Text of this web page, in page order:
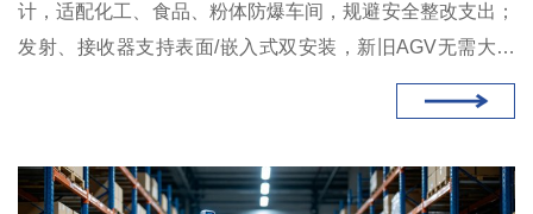
计，适配化工、食品、粉体防爆车间，规避安全整改支出；
发射、接收器支持表面/嵌入式双安装，新旧AGV无需大幅
改线，改造工期仅单台2小时；设备平均无故障运行超5万小
时，整机一年全国400售后联保，维修成本进一步压缩。